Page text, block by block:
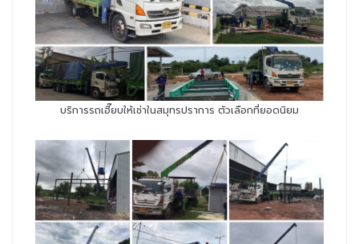
บริการรถเฮี๊ยบให้เช่าในสมุทรปราการ ตัวเลือกที่ยอดนิยม